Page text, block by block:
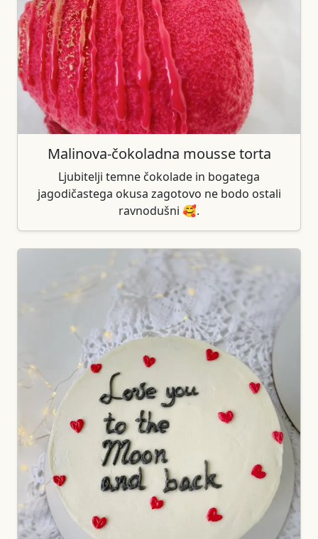
Malinova-čokoladna mousse torta
Ljubitelji temne čokolade in bogatega
jagodičastega okusa zagotovo ne bodo ostali
ravnodušni 🥰.